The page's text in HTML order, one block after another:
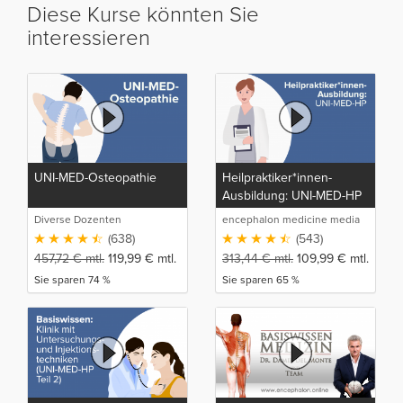
Diese Kurse könnten Sie
interessieren
UNI-MED-Osteopathie
Diverse Dozenten
(638)
457,72€mtl. 119,99 € mtl.
Sie sparen 74 %
Heilpraktiker*innen-
Ausbildung: UNI-MED-HP
encephalon medicine media
production GmbH(543)
313,44€mtl. 109,99 € mtl.
Sie sparen 65 %